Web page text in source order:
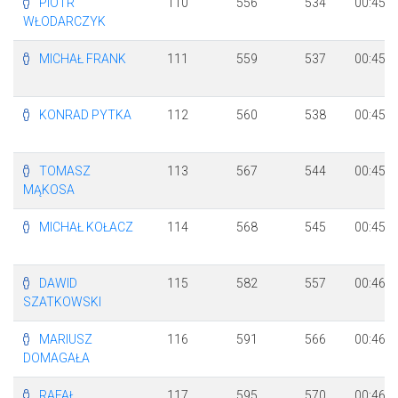
WŁODARCZYK
MICHAŁ FRANK 111 559 537
KONRAD PYTKA 112 560 538
TOMASZ
MĄKOSA
113 567 544
MICHAŁ KOŁACZ 114 568 545
DAWID
SZATKOWSKI
115 582 557
MARIUSZ
DOMAGAŁA
116 591 566
RAFAŁ
117 595 570